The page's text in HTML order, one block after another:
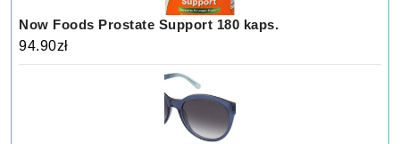
Now Foods Prostate Support 180 kaps.
94.90zł